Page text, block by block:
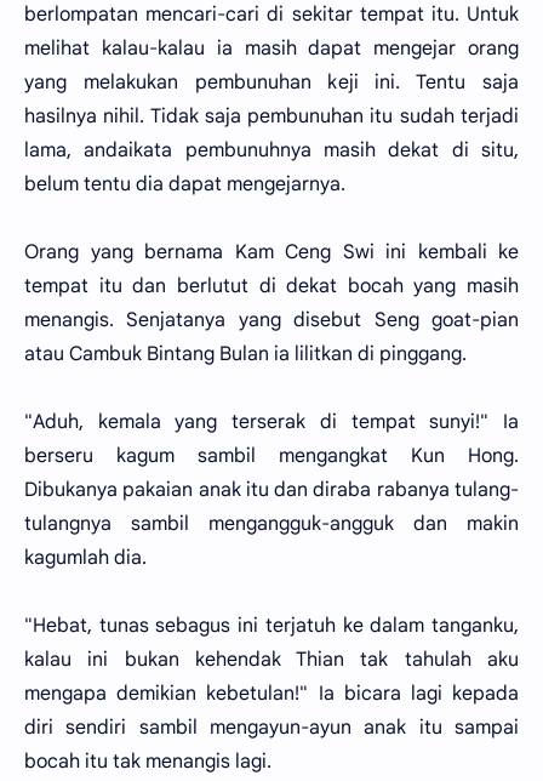
berlompatan mencari-cari di sekitar tempat itu. Untuk
melihat kalau-kalau ia masih dapat mengejar orang
yang melakukan pembunuhan keji ini. Tentu saja
hasilnya nihil. Tidak saja pembunuhan itu sudah terjadi
lama, andaikata pembunuhnya masih dekat di situ,
belum tentu dia dapat mengejarnya.
Orang yang bernama Kam Ceng Swi ini kembali ke
tempat itu dan berlutut di dekat bocah yang masih
menangis. Senjatanya yang disebut Seng goat-pian
atau Cambuk Bintang Bulan ia lilitkan di pinggang.
"Aduh, kemala yang terserak di tempat sunyi!" Ia
berseru kagum sambil mengangkat Kun Hong.
Dibukanya pakaian anak itu dan diraba rabanya tulang-
tulangnya sambil mengangguk-angguk dan makin
kagumlah dia.
"Hebat, tunas sebagus ini terjatuh ke dalam tanganku,
kalau ini bukan kehendak Thian tak tahulah aku
mengapa demikian kebetulan!" Ia bicara lagi kepada
diri sendiri sambil mengayun-ayun anak itu sampai
bocah itu tak menangis lagi.